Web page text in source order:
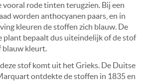
vooral rode tinten terugzien. Bij een
worden anthocyanen paars, en in
kleuren de stoffen zich blauw. De
plant bepaalt dus uiteindelijk of de stof
blauw kleurt.
stof komt uit het Grieks. De Duitse
ontdekte de stoffen in 1835 en